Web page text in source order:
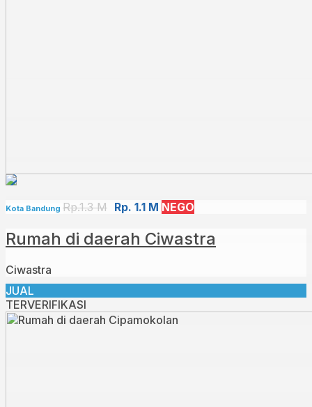
Kota Bandung Rp.1.3 M Rp. 1.1 M NEGO
Rumah di daerah Ciwastra
Ciwastra
JUAL
TERVERIFIKASI